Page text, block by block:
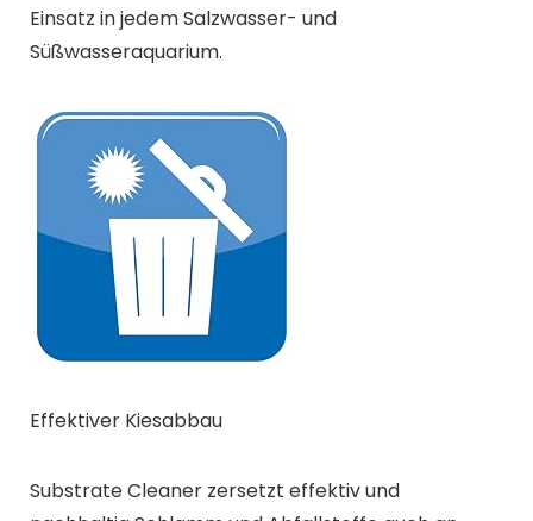
Einsatz in jedem Salzwasser- und
Süßwasseraquarium.
Effektiver Kiesabbau
Substrate Cleaner zersetzt effektiv und